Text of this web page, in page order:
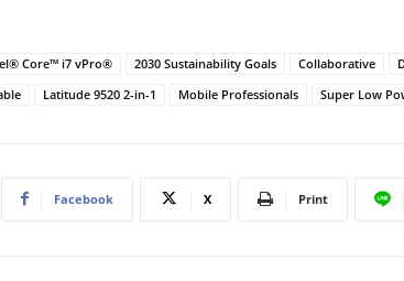
Core™ i7 vPro® 2030 Sustainability Goals Collaborative
Latitude 9520 2-in-1 Mobile Professionals Super Low
Facebook X Print